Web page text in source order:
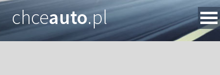
chceauto.pl